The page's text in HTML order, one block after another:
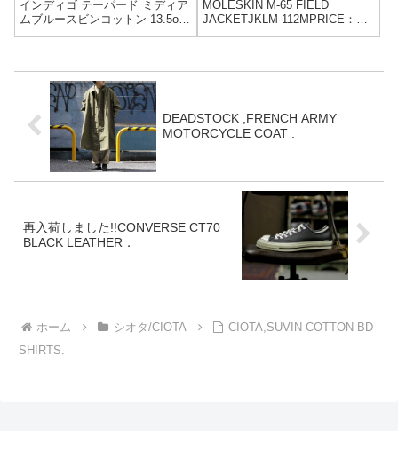
インディゴ テーパード ミディア
ムブルースビンコットン 13.5oz
パンツINDIGO SUVIN COTTON
MOLESKIN M-65 FIELD
JACKETJKLM-112MPRICE：
63,000yen+tax※今回特別な購入
ご提示の方のみ何...
DEADSTOCK ,FRENCH ARMY
MOTORCYCLE COAT .
再入荷しました!!CONVERSE CT70
BLACK LEATHER．
ホーム シオタ/CIOTA
CIOTA,SUVIN COTTON BD
SHIRTS.